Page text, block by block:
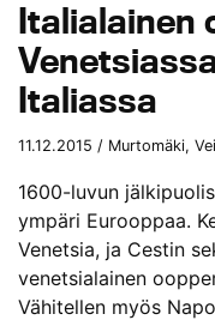
Italialainen
Italiassa
11.12.2015 / Murtomäki,
1600-luvun
ympäri Eurooppaa.
Venetsia, ja Cestin
venetsialainen
Vähitellen myös